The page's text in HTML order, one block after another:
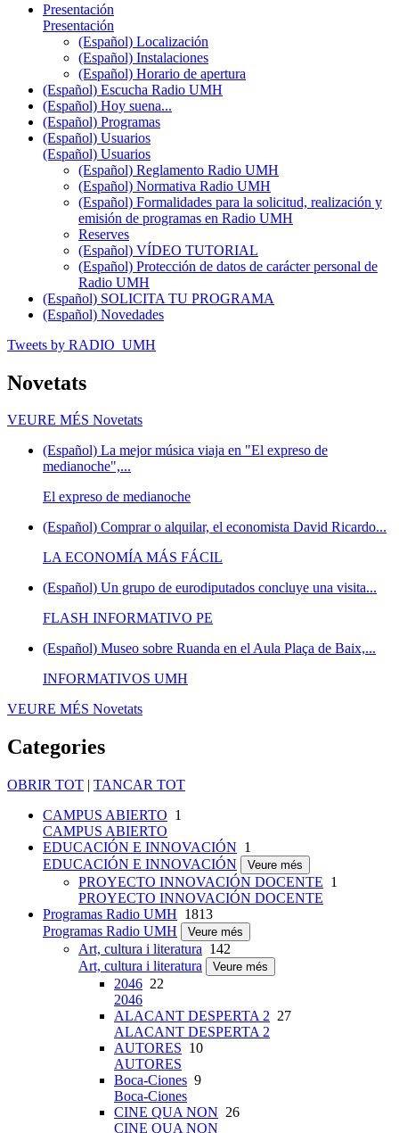
Presentación
Presentación
(Español) Localización
(Español) Instalaciones
(Español) Horario de apertura
(Español) Escucha Radio UMH
(Español) Hoy suena...
(Español) Programas
(Español) Usuarios
(Español) Usuarios
(Español) Reglamento Radio UMH
(Español) Normativa Radio UMH
(Español) Formalidades para la solicitud, realización y
emisión de programas en Radio UMH
Reserves
(Español) VÍDEO TUTORIAL
(Español) Protección de datos de carácter personal de
Radio UMH
(Español) SOLICITA TU PROGRAMA
(Español) Novedades
Tweets by RADIO_UMH
Novetats
VEURE MÉS Novetats
(Español) La mejor música viaja en "El expreso de
medianoche",...
El expreso de medianoche
(Español) Comprar o alquilar, el economista David Ricardo...
LA ECONOMÍA MÁS FÁCIL
(Español) Un grupo de eurodiputados concluye una visita...
FLASH INFORMATIVO PE
(Español) Museo sobre Ruanda en el Aula Plaça de Baix,...
INFORMATIVOS UMH
VEURE MÉS Novetats
Categories
OBRIR TOT | TANCAR TOT
CAMPUS ABIERTO 1
CAMPUS ABIERTO
EDUCACIÓN E INNOVACIÓN 1
EDUCACIÓN E INNOVACIÓN
Veure més
PROYECTO INNOVACIÓN DOCENTE 1
PROYECTO INNOVACIÓN DOCENTE
Programas Radio UMH 1813
Programas Radio UMH
Veure més
Art, cultura i literatura 142
Art, cultura i literatura
Veure més
2046 22
2046
ALACANT DESPERTA 2 27
ALACANT DESPERTA 2
AUTORES 10
AUTORES
Boca-Ciones 9
Boca-Ciones
CINE QUA NON 26
CINE QUA NON